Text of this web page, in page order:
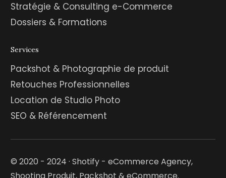
Stratégie & Consulting e-Commerce
Dossiers & Formations
Services
Packshot & Photographie de produit
Retouches Professionnelles
Location de Studio Photo
SEO & Référencement
© 2020 - 2024 · Shotify - eCommerce Agency,